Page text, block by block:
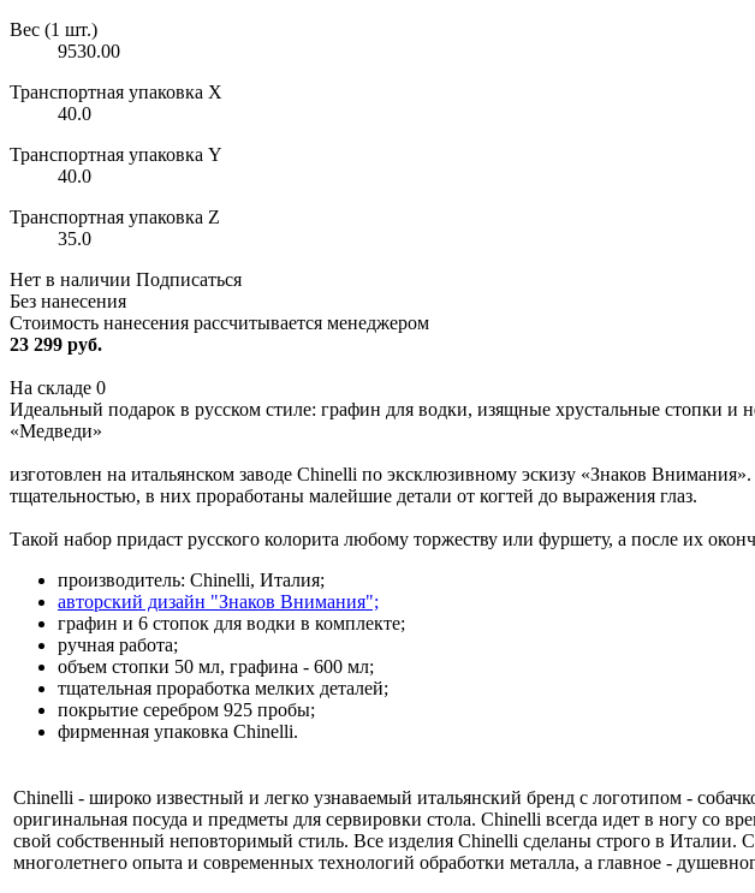
Вес (1 шт.)
9530.00
Транспортная упаковка X
40.0
Транспортная упаковка Y
40.0
Транспортная упаковка Z
35.0
Нет в наличии Подписаться
Без нанесения
Стоимость нанесения рассчитывается менеджером
23 299 руб.
На складе 0
Идеальный подарок в русском стиле: графин для водки, изящные хрустальные стопки и
«Медведи»
изготовлен на итальянском заводе Chinelli по эксклюзивному эскизу «Знаков
тщательностью, в них проработаны малейшие детали от когтей до выражения глаз.
Такой набор придаст русского колорита любому торжеству или фуршету, а после их
производитель: Chinelli, Италия;
авторский дизайн "Знаков Внимания";
графин и 6 стопок для водки в комплекте;
ручная работа;
объем стопки 50 мл, графина - 600 мл;
тщательная проработка мелких деталей;
покрытие серебром 925 пробы;
фирменная упаковка Chinelli.
Chinelli - широко известный и легко узнаваемый итальянский бренд с логотипом -
оригинальная посуда и предметы для сервировки стола. Chinelli всегда идет в ногу со
свой собственный неповторимый стиль. Все изделия Chinelli сделаны строго в Италии.
многолетнего опыта и современных технологий обработки металла, а главное -